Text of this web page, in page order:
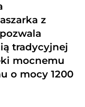
z
tradycyjnej
mocnemu
o mocy 1200